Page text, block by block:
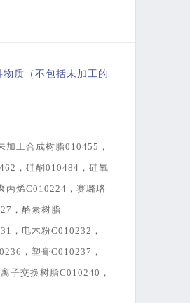
物质（不包括未加工的
工合成树脂010455，
，硅酮010484，硅氧
丙烯C010224，赛璐珞
，酪素树脂
，电木粉C010232，
，塑膏C010237，
子交换树脂C010240，